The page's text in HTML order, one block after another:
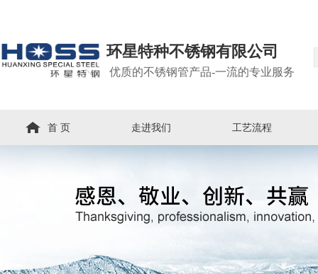
环星特种不锈钢有限公司
优质的不锈钢管产品-一流的专业服务
首 页 走进我们 工艺流程